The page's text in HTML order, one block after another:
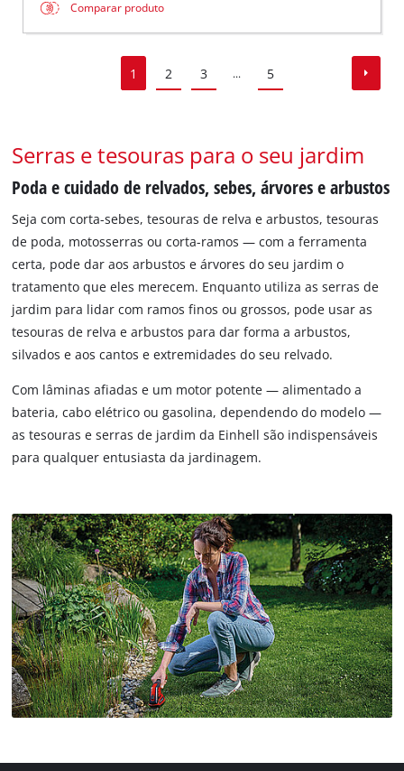
Comparar produto
1 2 3 ... 5
Serras e tesouras para o seu jardim
Poda e cuidado de relvados, sebes, árvores e arbustos
Seja com corta-sebes, tesouras de relva e arbustos, tesouras
de poda, motosserras ou corta-ramos — com a ferramenta
certa, pode dar aos arbustos e árvores do seu jardim o
tratamento que eles merecem. Enquanto utiliza as serras de
jardim para lidar com ramos finos ou grossos, pode usar as
tesouras de relva e arbustos para dar forma a arbustos,
silvados e aos cantos e extremidades do seu relvado.
Com lâminas afiadas e um motor potente — alimentado a
bateria, cabo elétrico ou gasolina, dependendo do modelo —
as tesouras e serras de jardim da Einhell são indispensáveis
para qualquer entusiasta da jardinagem.